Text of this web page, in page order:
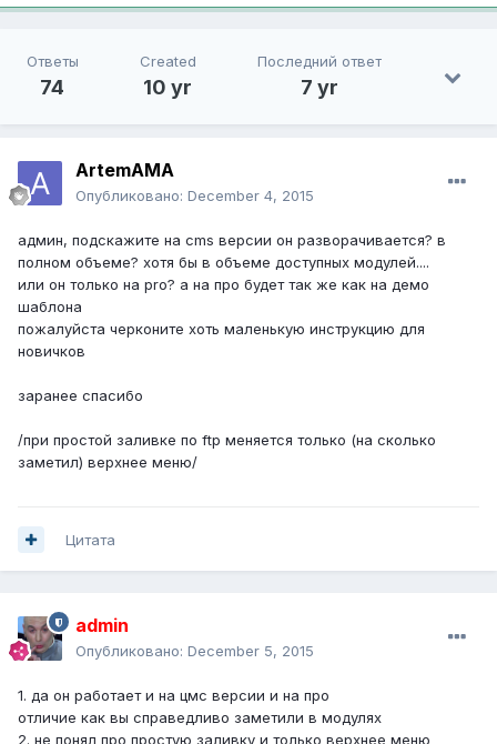
Ответы
74
Created
10 yr
Последний ответ
7 yr
ArtemAMA
Опубликовано: December 4, 2015
админ, подскажите на cms версии он разворачивается? в
полном объеме? хотя бы в объеме доступных модулей....
или он только на pro? а на про будет так же как на демо
шаблона
пожалуйста черконите хоть маленькую инструкцию для
новичков
заранее спасибо
/при простой заливке по ftp меняется только (на сколько
заметил) верхнее меню/
Цитата
admin
Опубликовано: December 5, 2015
1. да он работает и на цмс версии и на про
отличие как вы справедливо заметили в модулях
2. не понял про простую заливку и только верхнее меню